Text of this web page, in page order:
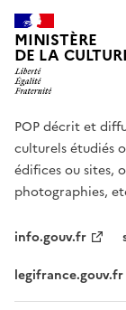
MINISTÈRE
DE LA
POP décrit et
culturels étudiés
édifices ou sites,
photographies,
info.gouv.fr
legifrance.gouv.fr